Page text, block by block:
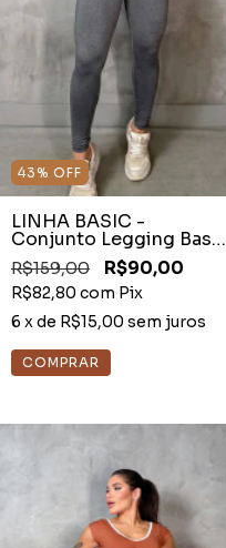
43% OFF
LINHA BASIC -
Conjunto Legging Basic
Mescla
R$159,00 R$90,00
R$82,80 com Pix
6 x de R$15,00 sem juros